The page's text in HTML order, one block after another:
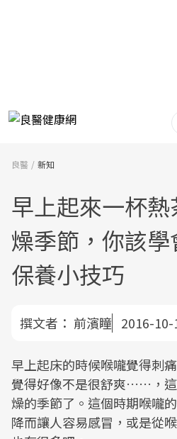
良醫 新知
早上起來一杯
燥季節，你該
保養小技巧
撰文者： 前濱瞳 2016-10-
早上起床的時候喉嚨覺得刺
覺得好像不是很舒爽……，
燥的季節了。這個時期喉嚨
降而讓人容易感冒，或是從